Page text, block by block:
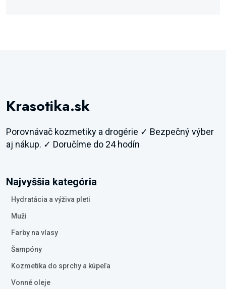
Krasotika.sk
Porovnávač kozmetiky a drogérie ✓ Bezpečný výber
aj nákup. ✓ Doručíme do 24 hodín
Najvyššia kategória
Hydratácia a výživa pleti
Muži
Farby na vlasy
Šampóny
Kozmetika do sprchy a kúpeľa
Vonné oleje